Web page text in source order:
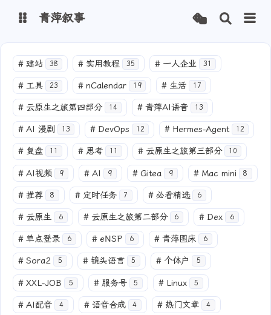
博客
青萍 AI 图床 青萍 AI 视频
青萍 AI 电商 青萍 AI 语音
青萍叙事
# 建站 38 # 实用教程 35 # 一人企业 31
# 工具 23 # nCalendar 19 # 生活 17
# 云原生之旅第四部分 14 # 青萍AI语音 13
# AI 漫剧 13 # DevOps 12 # Hermes-Agent 12
# 复盘 11 # 思考 11 # 云原生之旅第三部分 10
# AI视频 9 # AI 9 # Gitea 9 # Mac mini 8
# 推荐 8 # 定时任务 7 # 必看精选 6
# 云原生 6 # 云原生之旅第二部分 6 # Dex 6
# 单点登录 6 # eNSP 6 # 青萍图床 6
# Sora2 5 # 镜头语言 5 # 个体户 5
# XXL-JOB 5 # 服务号 5 # Linux 5
# AI配音 4 # 语音合成 4 # 热门文章 4